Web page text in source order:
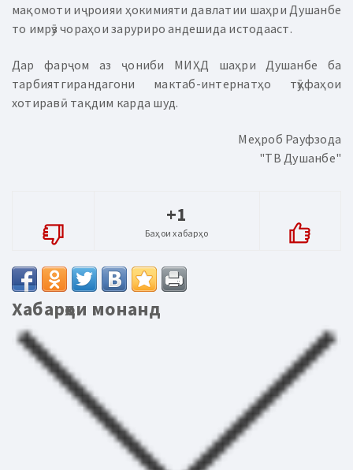
мақомоти иҷроияи ҳокимияти давлатии шаҳри Душанбе
то имрӯз чораҳои заруриро андешида истодааст.
Дар фарҷом аз ҷониби МИҲД шаҳри Душанбе ба
тарбиятгирандагони мактаб-интернатҳо тӯҳфаҳои
хотиравӣ тақдим карда шуд.
Меҳроб Рауфзода
"ТВ Душанбе"
+1
Баҳои хабарҳо
Хабарҳои монанд